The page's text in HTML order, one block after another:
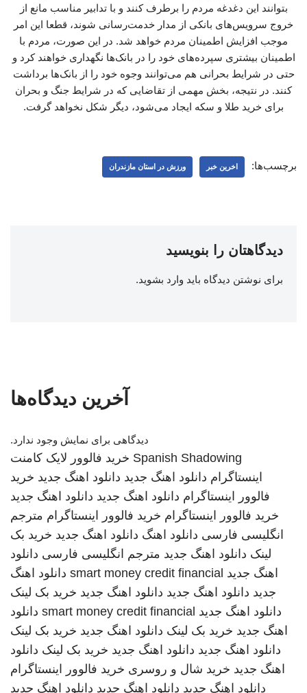
بتوانند این دغدغه مردم را برطرف کنند و با تدابیر مناسب مانع از
خروج سرویس‌های بانکی از مدار خدمت‌رسانی شوند، قطعا این امر
موجب افزایش اطمینان مردم خواهد شد. در این صورت، مردم با
اطمینان بیشتری سپرده‌های خود را در بانک‌ها نگهداری خواهند کرد و
حتی در شرایط بحرانی هم می‌توانند وجوه خود را از بانک‌ها برداشت
کنند. در نتیجه، بخش مهمی از تقاضایی که در شرایط جنگ و بحران
برای خرید طلا و سکه ایجاد می‌شود، دیگر شکل نخواهد گرفت.
برچسب‌ها: اخرین خبر ورزش در استان مازندران
دیدگاهتان را بنویسید
برای نوشتن دیدگاه باید وارد بشوید.
آخرین دیدگاه‌ها
دیدگاهی برای نمایش وجود ندارد.
Spanish Shadowing خرید فالوور لایک کامنت
اینستاگرام دانلود اهنگ جدید دانلود اهنگ جدید خرید
فالوور اینستاگرام دانلود اهنگ جدید دانلود اهنگ جدید
خرید فالوور اینستاگرام خرید فالوور اینستاگرام مترجم
انگلیسی فارسی دانلود اهنگ دانلود اهنگ جدید خرید بک
لینک دانلود اهنگ جدید مترجم انگلیسی فارسی دانلود
اهنگ جدید smart money credit financial دانلود اهنگ
جدید دانلود اهنگ جدید دانلود اهنگ جدید خرید بک لینک
دانلود اهنگ جدید smart money credit financial دانلود
اهنگ جدید خرید بک لینک دانلود اهنگ جدید خرید بک لینک
دانلود اهنگ جدید دانلود اهنگ جدید خرید بک لینک دانلود
اهنگ جدید خرید شال و روسری خرید فالوور اینستاگرام
دانلود اهنگ جدید دانلود اهنگ جدید دانلود اهنگ جدید